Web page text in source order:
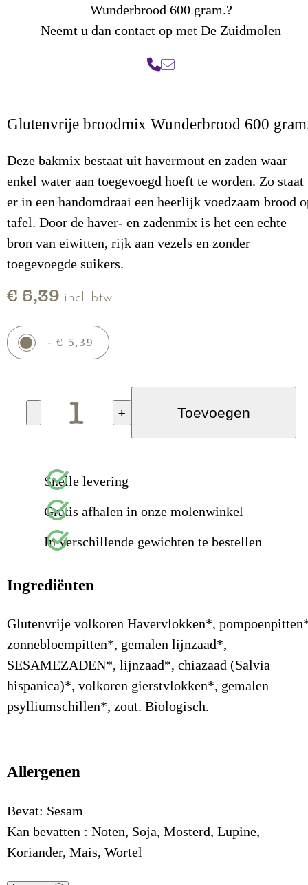
Wunderbrood 600 gram.?
Neemt u dan contact op met De Zuidmolen
Glutenvrije broodmix Wunderbrood 600
Deze bakmix bestaat uit havermout en zaden waar
enkel water aan toegevoegd hoeft te worden. Zo staat
er in een handomdraai een heerlijk voedzaam brood
tafel. Door de haver- en zadenmix is het een echte
bron van eiwitten, rijk aan vezels en zonder
toegevoegde suikers.
€ 5,39 incl. btw
- € 5,39
- + Toevoegen
Snelle levering
Gratis afhalen in onze molenwinkel
In verschillende gewichten te bestellen
Ingrediënten
Glutenvrije volkoren Havervlokken*,
zonnebloempitten*, gemalen lijnzaad*,
SESAMEZADEN*, lijnzaad*, chiazaad (Salvia
hispanica)*, volkoren gierstvlokken*, gemalen
psylliumschillen*, zout. Biologisch.
Allergenen
Bevat: Sesam
Kan bevatten : Noten, Soja, Mosterd, Lupine,
Koriander, Mais, Wortel